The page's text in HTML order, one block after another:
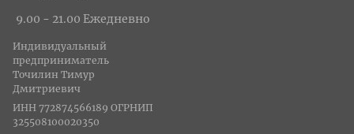
9.00 - 21.00 Ежедневно
Индивидуальный
предприниматель
Точилин Тимур
Дмитриевич
ИНН 772874566189 ОГРНИП
325508100020350